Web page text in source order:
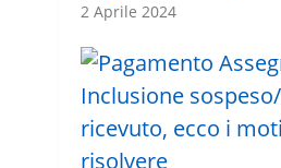
2 Aprile 2024